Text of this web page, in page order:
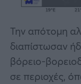
Την απότομη
διαπίστωσαν
βόρειο-
σε περιοχές,